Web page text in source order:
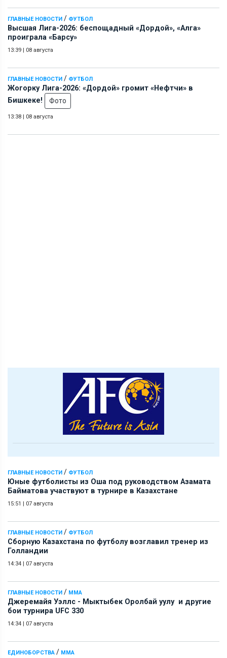
ГЛАВНЫЕ НОВОСТИ / ФУТБОЛ
Высшая Лига-2026: беспощадный «Дордой», «Алга»
проиграла «Барсу»
13:39 | 08 августа
ГЛАВНЫЕ НОВОСТИ / ФУТБОЛ
Жогорку Лига-2026: «Дордой» громит «Нефтчи» в
Бишкеке!
Фото
13:38 | 08 августа
ГЛАВНЫЕ НОВОСТИ / ФУТБОЛ
Юные футболисты из Оша под руководством Азамата
Байматова участвуют в турнире в Казахстане
15:51 | 07 августа
ГЛАВНЫЕ НОВОСТИ / ФУТБОЛ
Сборную Казахстана по футболу возглавил тренер из
Голландии
14:34 | 07 августа
ГЛАВНЫЕ НОВОСТИ / ММА
Джеремайя Уэллс - Мыктыбек Оролбай уулу и другие
бои турнира UFC 330
14:34 | 07 августа
ЕДИНОБОРСТВА / ММА